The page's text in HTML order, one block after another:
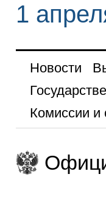
1
Новости
Комиссии и